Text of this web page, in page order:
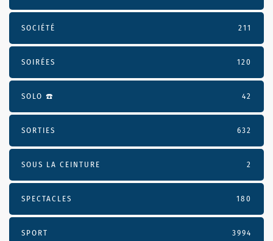
SOCIÉTÉ 211
SOIRÉES 120
SOLO ☎️ 42
SORTIES 632
SOUS LA CEINTURE 2
SPECTACLES 180
SPORT 3994